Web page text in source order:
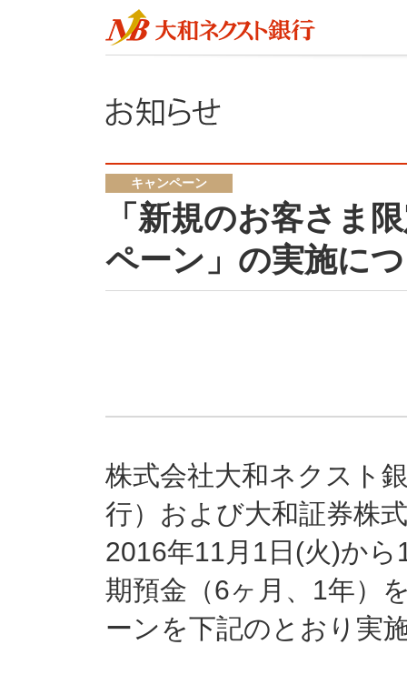
キャンペーン
「新規のお客さま
ペーン」の実施に
株式会社大和ネクスト
行）および大和証券株
2016年11月1日(火)か
期預金（6ヶ月、1年）
ーンを下記のとおり実